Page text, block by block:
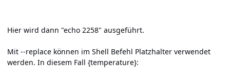
Hier wird dann "echo 2258" ausgeführt.
Mit --replace können im Shell Befehl Platzhalter verwendet
werden. In diesem Fall {temperature}: